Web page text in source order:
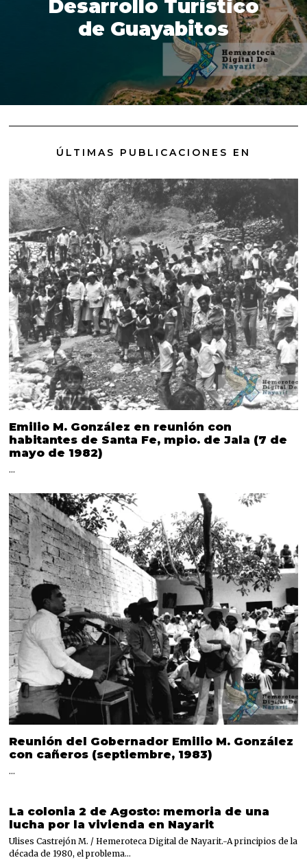
Desarrollo Turístico
de Guayabitos
ÚLTIMAS PUBLICACIONES EN
Emilio M. González en reunión con
habitantes de Santa Fe, mpio. de Jala (7 de
mayo de 1982)
…
Reunión del Gobernador Emilio M. González
con cañeros (septiembre, 1983)
…
La colonia 2 de Agosto: memoria de una
lucha por la vivienda en Nayarit
Ulises Castrejón M. / Hemeroteca Digital de Nayarit.-A principios de la
década de 1980, el problema…